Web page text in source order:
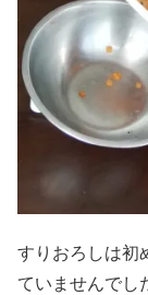
すりおろしは初
ていませんでし